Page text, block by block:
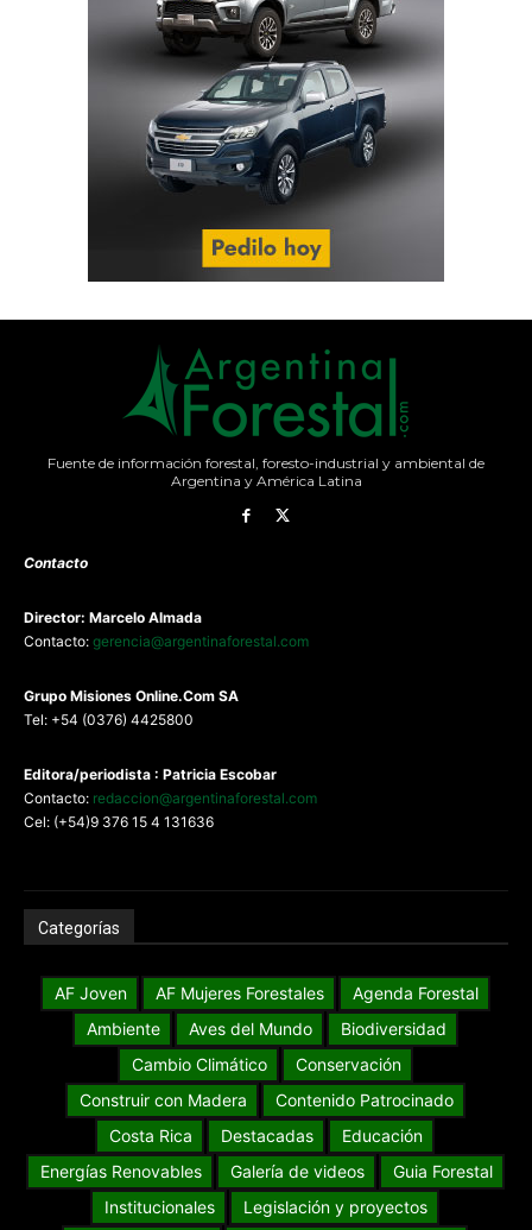
Fuente de información forestal, foresto-industrial y ambiental de
Argentina y América Latina
Contacto
Director: Marcelo Almada
Contacto: gerencia@argentinaforestal.com
Grupo Misiones Online.Com SA
Tel: +54 (0376) 4425800
Editora/periodista : Patricia Escobar
Contacto: redaccion@argentinaforestal.com
Cel: (+54)9 376 15 4 131636
Categorías
AF Joven AF Mujeres Forestales
Agenda Forestal
Ambiente
Aves del Mundo
Biodiversidad
Cambio Climático
Conservación
Construir con Madera
Contenido Patrocinado
Costa Rica
Destacadas
Educación
Energías Renovables
Galería de videos
Guia Forestal
Institucionales
Legislación y proyectos